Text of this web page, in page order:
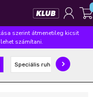
Mosogatás
szerint átmenetileg kicsit
számítani.
Speciális ruhaápoló